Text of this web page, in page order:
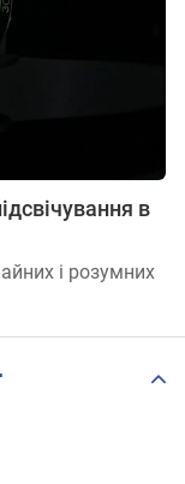
в
і розумних